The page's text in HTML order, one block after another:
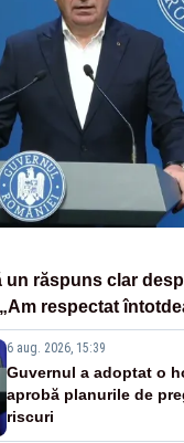
un răspuns clar
respectat
6 aug. 2026, 15:39
Guvernul a adoptat o
aprobă planurile de
riscuri